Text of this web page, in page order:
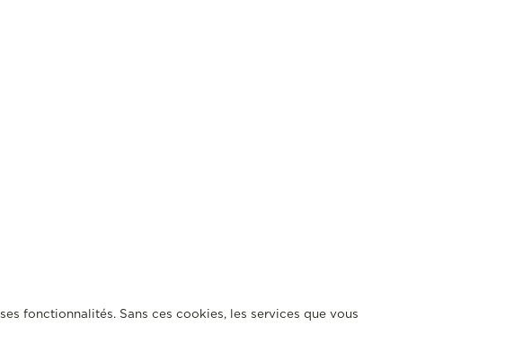
fonctionnalités. Sans ces cookies, les services que vous